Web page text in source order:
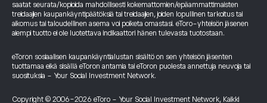
saatat seurata/kopioida mahdollisesti kokemattomien/epäammattimaisten
treidaajien kaupankäyntipäätöksiä tai treidaajien, joiden lopullinen tarkoitus tai
aikomus tai taloudellinen asema voi poiketa omastasi. eToro-yhteisön jäsenen
aiempi tuotto ei ole luotettava indikaattori hänen tulevasta tuotostaan.
eToron sosiaalisen kaupankäyntialustan sisältö on sen yhteisön jäsenten
tuottamaa eikä sisällä eToron antamia tai eToron puolesta annettuja neuvoja tai
suosituksia - Your Social Investment Network.
Copyright © 2006-2026 eToro - Your Social Investment Network, Kaikki